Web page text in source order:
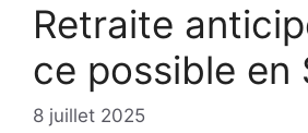
Retraite
ce possible en
8 juillet 2025